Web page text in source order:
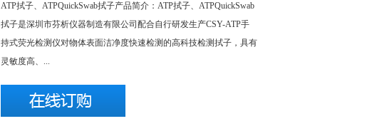
ATP拭子、ATPQuickSwab拭子产品简介：ATP拭子、ATPQuickSwab
拭子是深圳市芬析仪器制造有限公司配合自行研发生产CSY-ATP手
持式荧光检测仪对物体表面洁净度快速检测的高科技检测拭子，具有
灵敏度高、...